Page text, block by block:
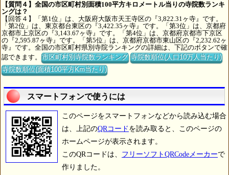
【質問４】全国の市区町村別面積100平方キロメートル当りの寺院数ランキ
ングは？
【回答４】「第1位」は、大阪府大阪市天王寺区の『3,822.31ヶ寺』です。
「第2位」は、東京都台東区の『3,422.35ヶ寺』です。「第3位」は、京都府
京都市上京区の『3,143.67ヶ寺』です。「第4位」は、京都府京都市下京区
の『2,595.87ヶ寺』です。「第5位」は、京都府京都市東山区の『2,232.62ヶ
寺』です。全国の市区町村県別寺院ランキングの詳細は、下記のボタンで確
認できます。市区町村別寺院数ランキング 寺院数順位(人口10万人当たり)
寺院数順位(面積100平方Km当たり)
スマートフォンで使うには
このページをスマートフォンなどから読み込む場合
は、上記のQRコード を読み取ると、このページの
ホームページが表示されます。
このQRコードは、 フリーソフトQRCodeメーカーで
作りました。